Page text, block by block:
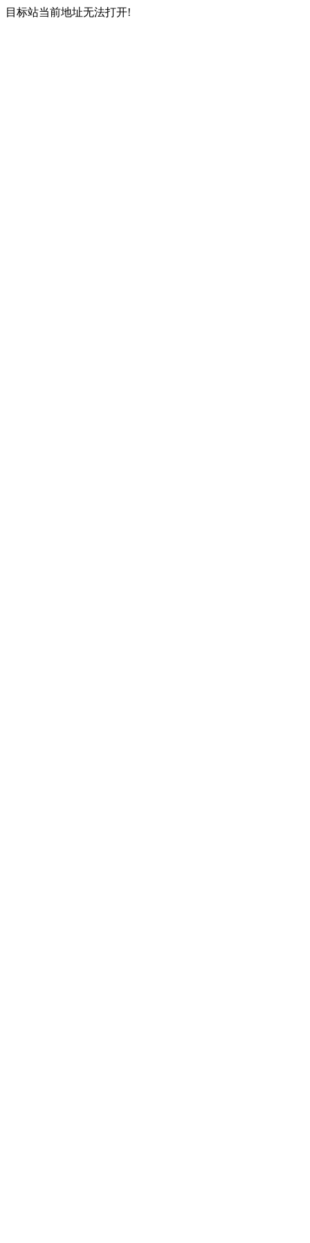
目标站当前地址无法打开!